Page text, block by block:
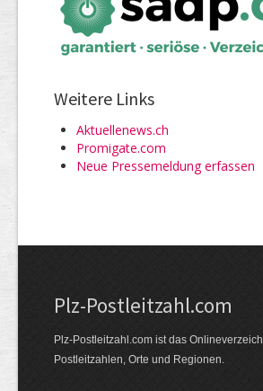
Weitere Links
Aktuellenews.ch
Promigate.com
Neue Pressemeldung erfassen
Plz-Postleitzahl.com
Plz-Postleitzahl.com ist das
Postleitzahlen, Orte und Regionen.